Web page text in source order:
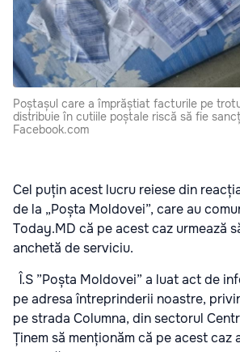
Poștașul care a împrăștiat facturile pe
distribuie în cutiile poștale riscă să fie
Facebook.com
Cel puțin acest lucru reiese din
de la „Poșta Moldovei”, care au
Today.MD că pe acest caz urmează
anchetă de serviciu.
Î.S ”Poșta Moldovei” a luat act de
pe adresa întreprinderii noastre,
pe strada Columna, din sectorul
Ținem să menționăm că pe acest